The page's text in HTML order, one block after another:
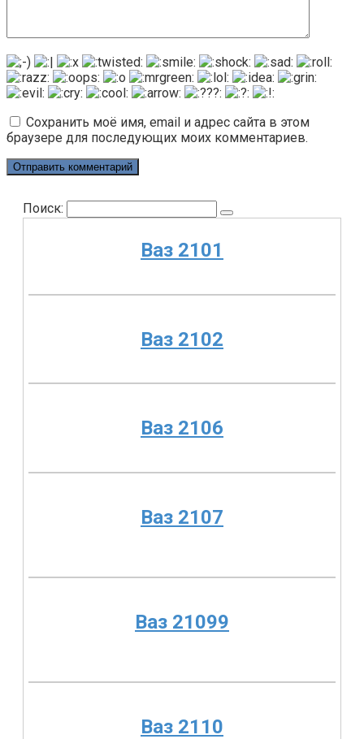
Сохранить моё имя, email и адрес сайта в этом
браузере для последующих моих комментариев.
Поиск:
Ваз 2101
Ваз 2102
Ваз 2106
Ваз 2107
Ваз 21099
Ваз 2110